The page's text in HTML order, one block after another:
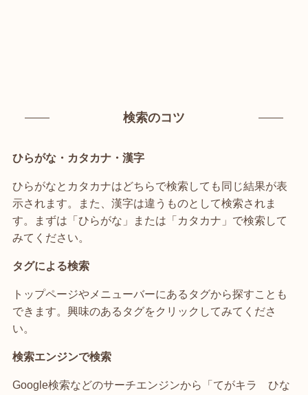
検索のコツ
ひらがな・カタカナ・漢字
ひらがなとカタカナはどちらで検索しても同じ結果が表
示されます。また、漢字は違うものとして検索されま
す。まずは「ひらがな」または「カタカナ」で検索して
みてください。
タグによる検索
トップページやメニューバーにあるタグから探すことも
できます。興味のあるタグをクリックしてみてくださ
い。
検索エンジンで検索
Google検索などのサーチエンジンから「てがキラ ひな